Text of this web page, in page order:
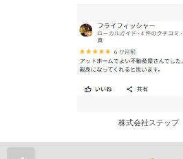
株式会社ステップ